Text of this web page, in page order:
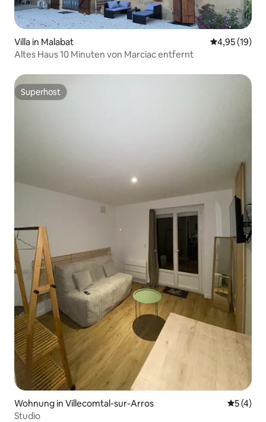
Villa in Malabat
4,95 (19)
Altes Haus 10 Minuten von Marciac entfernt
Superhost
Superhost
Wohnung in Villecomtal-sur-Arros
5 (4)
Studio